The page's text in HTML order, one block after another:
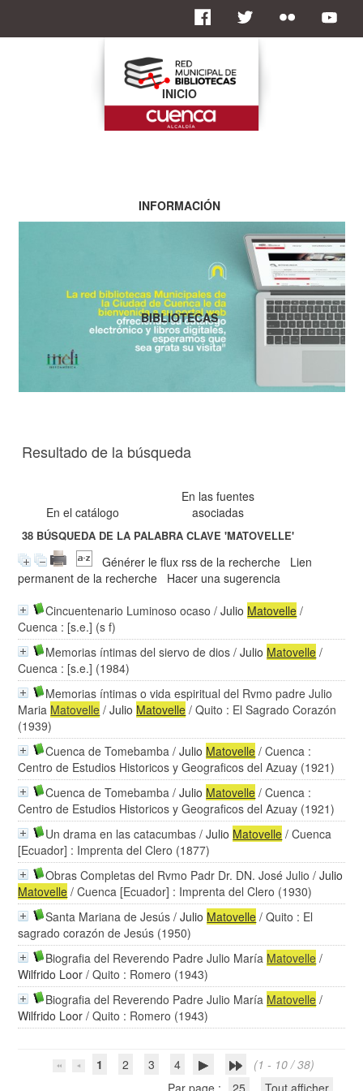
Resultado de la búsqueda
En el catálogo
En las fuentes
asociadas
38 BÚSQUEDA DE LA PALABRA CLAVE'MATOVELLE'
Générer le flux rss de la recherche
Lien
permanent de la recherche
Hacer una sugerencia
Cincuentenario Luminoso ocaso /Julio Matovelle /
Cuenca : [s.e.] (s f)
Memorias íntimas del siervo de dios /Julio Matovelle /
Cuenca : [s.e.] (1984)
Memorias íntimas o vida espiritual del Rvmo padre Julio
Maria Matovelle /Julio Matovelle / Quito : El Sagrado Corazón
(1939)
Cuenca de Tomebamba /Julio Matovelle / Cuenca :
Centro de Estudios Historicos y Geograficos del Azuay (1921)
Cuenca de Tomebamba /Julio Matovelle / Cuenca :
Centro de Estudios Historicos y Geograficos del Azuay (1921)
Un drama en las catacumbas /Julio Matovelle / Cuenca
[Ecuador] : Imprenta del Clero (1877)
Obras Completas del Rvmo Padr Dr. DN. José Julio /Julio
Matovelle / Cuenca [Ecuador] : Imprenta del Clero (1930)
Santa Mariana de Jesús /Julio Matovelle / Quito : El
sagrado corazón de Jesús (1950)
Biografia del Reverendo Padre Julio María Matovelle /
Wilfrido Loor / Quito : Romero (1943)
Biografia del Reverendo Padre Julio María Matovelle /
Wilfrido Loor / Quito : Romero (1943)
1 2 3 4
(1 - 10 / 38)
Par page :
25 Tout afficher
INICIO
INFORMACIÓN
BIBLIOTECAS